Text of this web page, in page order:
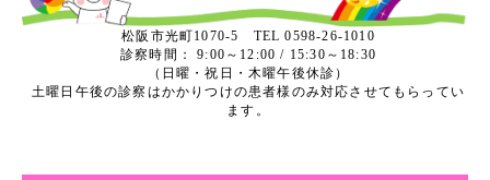
松阪市光町1070-5 TEL 0598-26-1010
診察時間： 9:00～12:00 / 15:30～18:30
（日曜・祝日・木曜午後休診）
土曜日午後の診察はかかりつけの患者様のみ対応させてもらってい
ます。